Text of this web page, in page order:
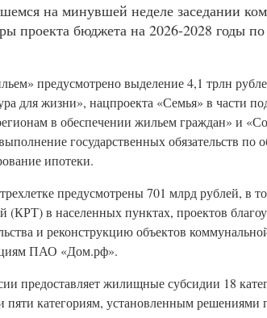
на минувшей неделе заседании
проекта бюджета на 2026-2028 годы
предусмотрено выделение 4,1 трлн
для жизни», нацпроекта «Семья» в части
в обеспечении жильем граждан» и
государственных обязательств по
ипотеки.
предусмотрены 701 млрд рублей, в
в населенных пунктах, проектов
и реконструкцию объектов
ПАО «Дом.рф».
предоставляет жилищные субсидии 18
пяти категориям, установленным решениями